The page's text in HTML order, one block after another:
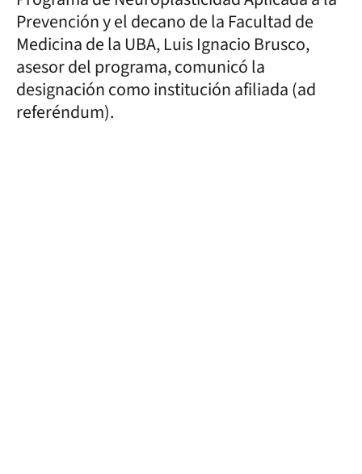
Prevención y el decano de la Facultad de
Medicina de la UBA, Luis Ignacio Brusco,
asesor del programa, comunicó la
designación como institución afiliada (ad
referéndum).